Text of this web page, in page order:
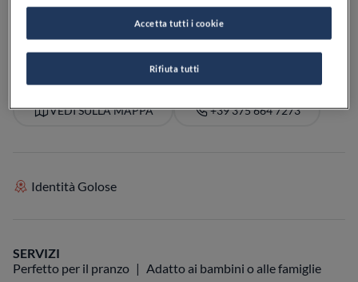
Via Adige, 1900198RomaRMItalia
CHIUSO ApreSabato,10:00-15:00 VEDI ORARI
VEDI SULLA MAPPA +39 375 664 7273
Identità Golose
SERVIZI
Perfetto per il pranzo
Adatto ai bambini o alle famiglie
Rifiuta tutti
Accetta tutti i cookie